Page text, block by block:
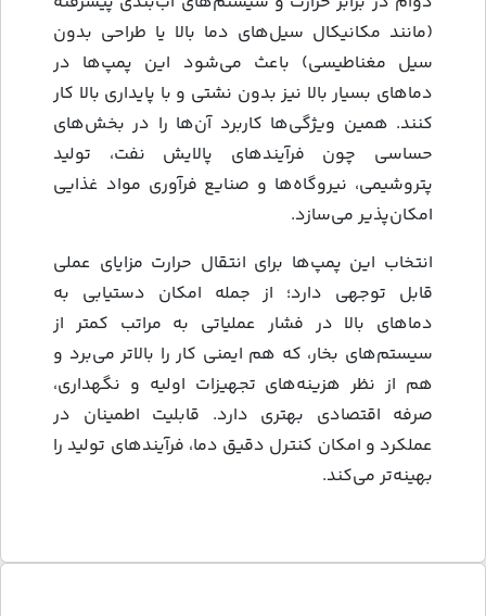
(مانند مکانیکال سیل‌های دما بالا یا طراحی بدون
سیل مغناطیسی) باعث می‌شود این پمپ‌ها در
دماهای بسیار بالا نیز بدون نشتی و با پایداری بالا کار
کنند. همین ویژگی‌ها کاربرد آن‌ها را در بخش‌های
حساسی چون فرآیندهای پالایش نفت، تولید
پتروشیمی، نیروگاه‌ها و صنایع فرآوری مواد غذایی
امکان‌پذیر می‌سازد.
انتخاب این پمپ‌ها برای انتقال حرارت مزایای عملی
قابل توجهی دارد؛ از جمله امکان دستیابی به
دماهای بالا در فشار عملیاتی به مراتب کمتر از
سیستم‌های بخار، که هم ایمنی کار را بالاتر می‌برد و
هم از نظر هزینه‌های تجهیزات اولیه و نگهداری،
صرفه اقتصادی بهتری دارد. قابلیت اطمینان در
عملکرد و امکان کنترل دقیق دما، فرآیندهای تولید را
بهینه‌تر می‌کند.